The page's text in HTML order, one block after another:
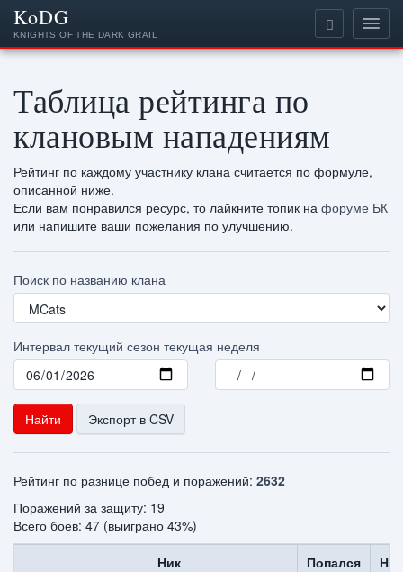
Таблица рейтинга по
клановым нападениям
Рейтинг по каждому участнику клана считается по формуле,
описанной ниже.
Если вам понравился ресурс, то лайкните топик на форуме БК
или напишите ваши пожелания по улучшению.
Поиск по названию клана
Интервал текущий сезон текущая неделя
Найти Экспорт в CSV
Рейтинг по разнице побед и поражений: 2632
Поражений за защиту: 19
Всего боев: 47 (выиграно 43%)
Ник Попался
KoDG
KNIGHTS OF THE DARK GRAIL